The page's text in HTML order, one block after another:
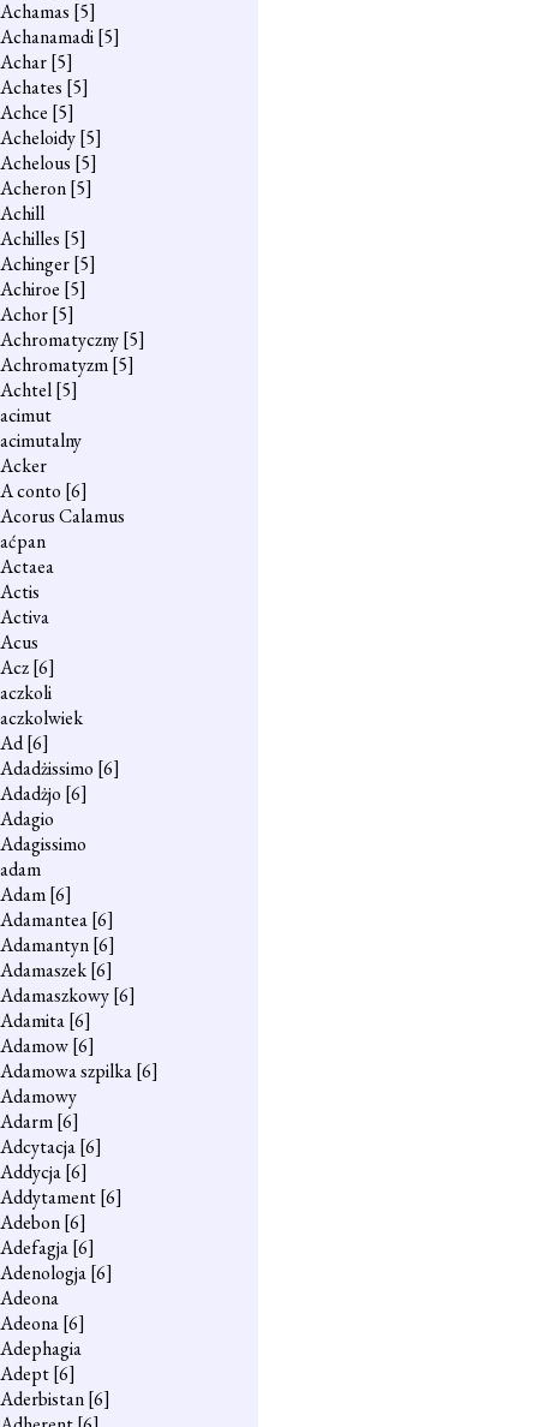
Achamas [5]
Achanamadi[5]
Achar[5]
Achates [5]
Achce [5]
Acheloidy[5]
Achelous [5]
Acheron[5]
Achill
Achilles [5]
Achinger[5]
Achiroe [5]
Achor[5]
Achromatyczny[5]
Achromatyzm[5]
Achtel[5]
acimut
acimutalny
Acker
A conto [6]
Acorus Calamus
aćpan
Actaea
Actis
Activa
Acus
Acz[6]
aczkoli
aczkolwiek
Ad[6]
Adadżissimo [6]
Adadżjo [6]
Adagio
Adagissimo
adam
Adam[6]
Adamantea[6]
Adamantyn[6]
Adamaszek[6]
Adamaszkowy[6]
Adamita[6]
Adamow[6]
Adamowa szpilka[6]
Adamowy
Adarm[6]
Adcytacja[6]
Addycja[6]
Addytament[6]
Adebon[6]
Adefagja[6]
Adenologja[6]
Adeona
Adeona[6]
Adephagia
Adept[6]
Aderbistan[6]